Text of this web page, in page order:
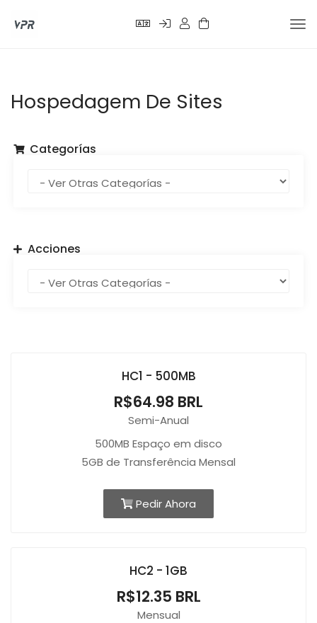
Hospedagem De Sites
Categorías
Acciones
HC1 - 500MB
R$64.98 BRL
Semi-Anual
500MB Espaço em disco
5GB de Transferência Mensal
Pedir Ahora
HC2 - 1GB
R$12.35 BRL
Mensual